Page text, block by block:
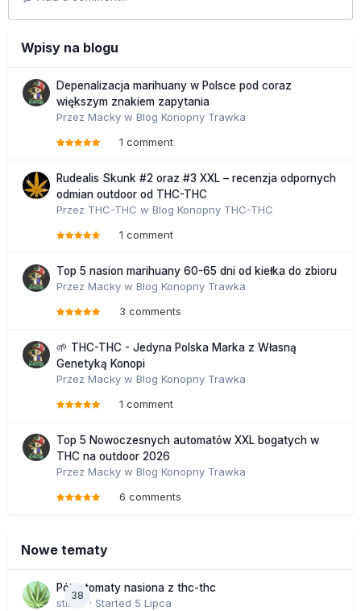
Wpisy na blogu
Depenalizacja marihuany w Polsce pod coraz
większym znakiem zapytania
Przez Macky w Blog Konopny Trawka
1 comment
Rudealis Skunk #2 oraz #3 XXL – recenzja odpornych
odmian outdoor od THC-THC
Przez THC-THC w Blog Konopny THC-THC
1 comment
Top 5 nasion marihuany 60-65 dni od kiełka do zbioru
Przez Macky w Blog Konopny Trawka
3 comments
🌱 THC-THC - Jedyna Polska Marka z Własną
Genetyką Konopi
Przez Macky w Blog Konopny Trawka
1 comment
Top 5 Nowoczesnych automatów XXL bogatych w
THC na outdoor 2026
Przez Macky w Blog Konopny Trawka
6 comments
Nowe tematy
38
Półautomaty nasiona z thc-thc
stix33 · Started 5 Lipca